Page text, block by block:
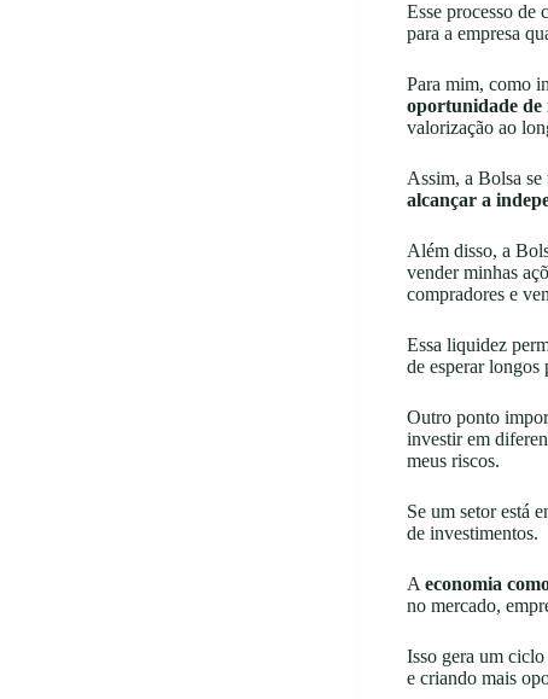
Esse processo de
para a empresa
Para mim, como
oportunidade
valorização ao
Assim, a Bolsa se
alcançar a
Além disso, a
vender minhas
compradores e
Essa liquidez
de esperar longos
Outro ponto
investir em
meus riscos.
Se um setor está
de investimentos.
A economia
no mercado,
Isso gera um
e criando mais